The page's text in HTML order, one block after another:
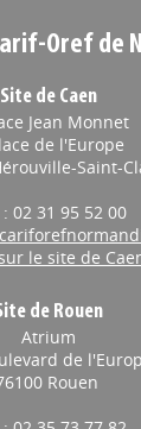
Oref de
Site de Caen
Jean Monnet
de l'Europe
: 02 31 95 52 00
le site de
Site de Rouen
Atrium
de l'Europe